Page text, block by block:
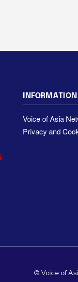
INFORMATION
Voice of Asia
Privacy and
© Voice of